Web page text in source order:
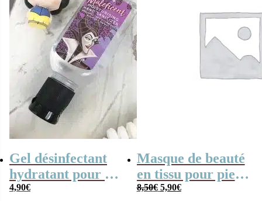
Gel désinfectant
hydratant pour les
mains parfum
4,90€
Masque de beauté
en tissu pour pied
– Cendrillon
8,50€ Le
5,90€Le